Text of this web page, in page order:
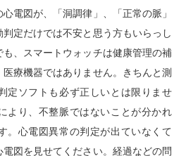
電図が、「洞調律」、「正常の脈」
定だけでは不安と思う方もいらっし
、スマートウォッチは健康管理の補
療機器ではありません。きちんと測
定ソフトも必ず正しいとは限りませ
より、不整脈ではないことが分かれ
。心電図異常の判定が出ていなくて
図を見せてください。経過などの問